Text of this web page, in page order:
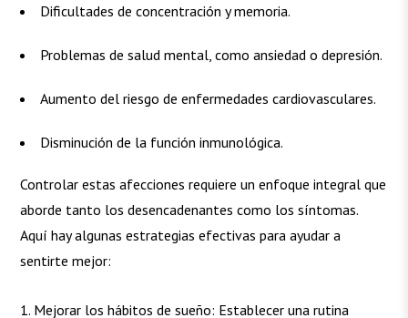
Dificultades de concentración y memoria.
Problemas de salud mental, como ansiedad o depresión.
Aumento del riesgo de enfermedades cardiovasculares.
Disminución de la función inmunológica.
Controlar estas afecciones requiere un enfoque integral que
aborde tanto los desencadenantes como los síntomas.
Aquí hay algunas estrategias efectivas para ayudar a
sentirte mejor:
Mejorar los hábitos de sueño: Establecer una rutina